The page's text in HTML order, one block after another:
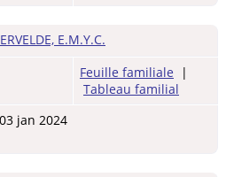
E.M.Y.C.
Feuille familiale |
Tableau familial
jan 2024